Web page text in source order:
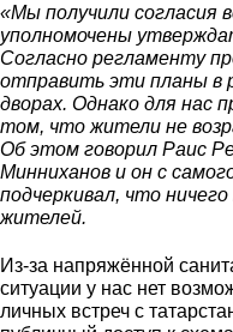
«Мы получили согласия
уполномочены
Согласно регламенту
отправить эти планы в
дворах. Однако для нас
том, что жители не
Об этом говорил Раис
Минниханов и он с
подчеркивал, что
жителей.
Из-за напряжённой
ситуации у нас нет
личных встреч с